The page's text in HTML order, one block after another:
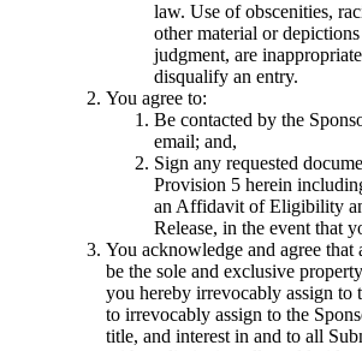
law. Use of obscenities,
other material or
judgment, are
disqualify an entry.
You agree to:
Be contacted by the
email; and,
Sign any requested
Provision 5 herein
an Affidavit of Eligibility
Release, in the event that
You acknowledge and agree
be the sole and exclusive
you hereby irrevocably assign to
to irrevocably assign to the
title, and interest in and to all